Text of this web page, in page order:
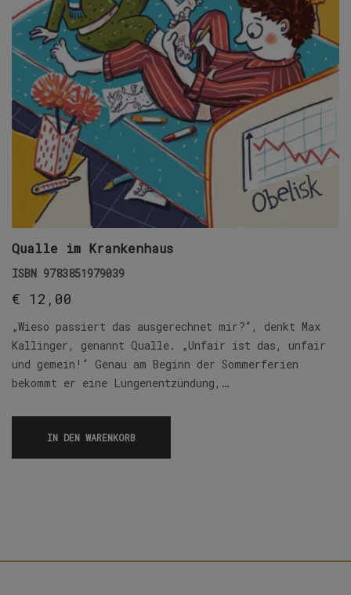
Qualle im Krankenhaus
ISBN 9783851979039
€ 12,00
„Wieso passiert das ausgerechnet mir?“, denkt Max
Kallinger, genannt Qualle. „Unfair ist das, unfair
und gemein!“ Genau am Beginn der Sommerferien
bekommt er eine Lungenentzündung,…
IN DEN WARENKORB